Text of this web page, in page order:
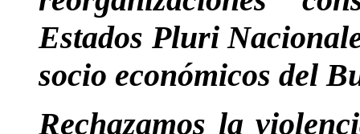
Estados Pluri
socio económicos del
Rechazamos la